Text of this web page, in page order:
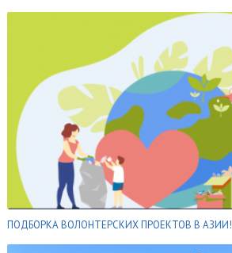
ПОДБОРКА ВОЛОНТЕРСКИХ ПРОЕКТОВ В АЗИИ!